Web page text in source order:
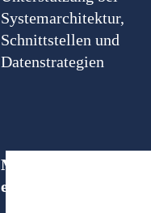
Systemarchitektur,
Schnittstellen und
Datenstrategien
Mitarbeitende
einbinden & befähigen